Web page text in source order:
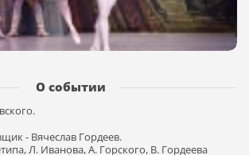
О событии
- Вячеслав Гордеев.
Л. Иванова, А. Горского, В. Гордеева